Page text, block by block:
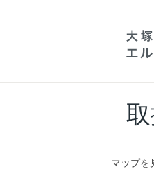
マップを